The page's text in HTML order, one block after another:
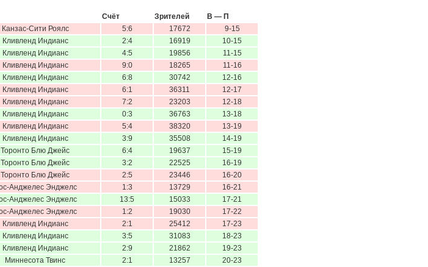
Счёт Зрителей
В — П
Канзас-Сити Роялс 5:6 17672
9-15
Кливленд Индианс 2:4 16919
10-15
Кливленд Индианс 4:5 19856
11-15
Кливленд Индианс 9:0 18265
11-16
Кливленд Индианс 6:8 30742
12-16
Кливленд Индианс 6:1 36311
12-17
Кливленд Индианс 7:2 23203
12-18
Кливленд Индианс 0:3 36763
13-18
Кливленд Индианс 5:4 38320
13-19
Кливленд Индианс 3:9 35508
14-19
Торонто Блю Джейс 6:4 19637
15-19
Торонто Блю Джейс 3:2 22525
16-19
Торонто Блю Джейс 2:5 23446
16-20
Анджелес Энджелс 1:3 13729
16-21
Анджелес Энджелс 13:5 15033
17-21
Анджелес Энджелс 1:2 19030
17-22
Кливленд Индианс 2:1 25412
17-23
Кливленд Индианс 3:5 31083
18-23
Кливленд Индианс 2:9 21862
19-23
Миннесота Твинс 2:1 13257
20-23